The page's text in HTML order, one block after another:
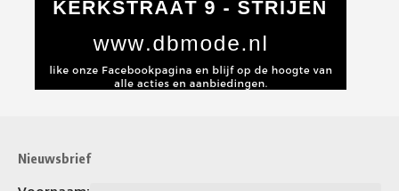
Nieuwsbrief